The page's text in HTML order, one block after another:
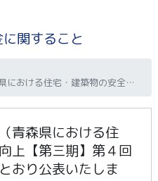
関すること
安全性の向上【第三期】第４回変更）の公表について
青森県における住
上【第三期】第４回
おり公表いたしま